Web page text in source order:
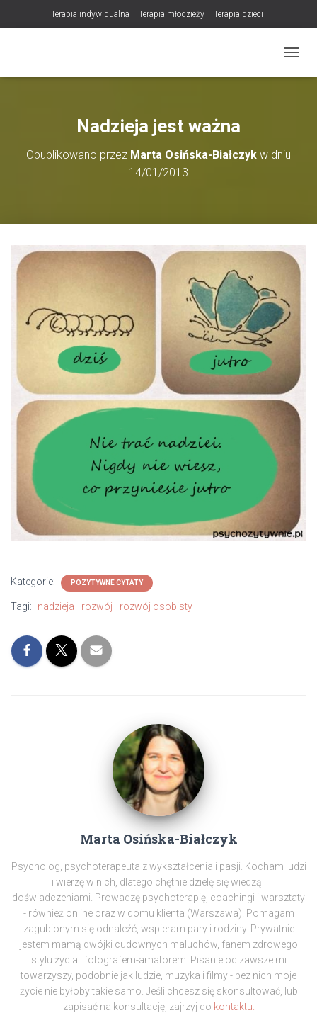
Terapia indywidualna Terapia młodzieży Terapia dzieci
NOWOŚĆ! Trening Komunikacji dla Par
LET Me Go! – Ekspresowa Terapia Lęku (IET) Cart
Nadzieja jest ważna
Opublikowano przez Marta Osińska-Białczyk w dniu
14/01/2013
Kategorie: POZYTYWNE CYTATY
Tagi: nadzieja rozwój rozwój osobisty
Marta Osińska-Białczyk
Psycholog, psychoterapeuta z wykształcenia i pasji. Kocham ludzi
i wierzę w nich, dlatego chętnie dzielę się wiedzą i
doświadczeniami. Prowadzę psychoterapię, coachingi i warsztaty
- również online oraz w domu klienta (Warszawa). Pomagam
zagubionym się odnaleźć, wspieram pary i rodziny. Prywatnie
jestem mamą dwójki cudownych maluchów, fanem zdrowego
stylu życia i fotografem-amatorem. Pisanie od zawsze mi
towarzyszy, podobnie jak ludzie, muzyka i filmy - bez nich moje
życie nie byłoby takie samo. Jeśli chcesz się skonsultować, lub
zapisać na konsultację, zajrzyj do kontaktu.